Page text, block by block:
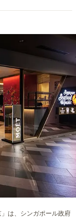
は、シンガポール政府